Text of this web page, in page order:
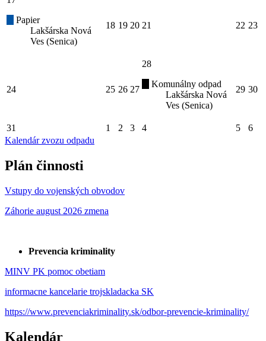
Papier
Lakšárska Nová
Ves (Senica)
18 19 20 21 22 23
24 25 26 27
28
Komunálny odpad
Lakšárska Nová
Ves (Senica)
29 30
31 1 2 3 4 5
6
Kalendár zvozu odpadu
Plán činnosti
Vstupy do vojenských obvodov
Záhorie august 2026 zmena
Prevencia kriminality
MINV PK pomoc obetiam
informacne kancelarie trojskladacka SK
https://www.prevenciakriminality.sk/odbor-prevencie-kriminality/
Kalendár